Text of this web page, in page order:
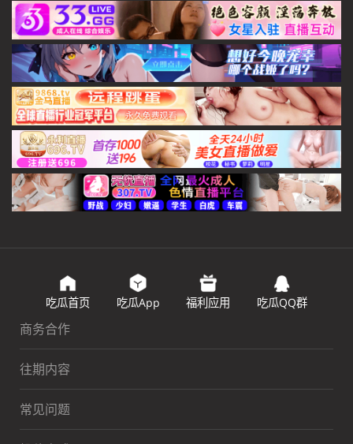
吃瓜首页 吃瓜App 福利应用 吃瓜QQ群
商务合作
往期内容
常见问题